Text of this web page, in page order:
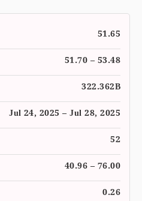
51.65
51.70 – 53.48
322.362B
Jul 24, 2025 – Jul 28, 2025
52
40.96 – 76.00
0.26